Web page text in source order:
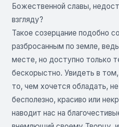
Божественной славы,
взгляду?
Такое созерцание подобно
разбросанным по земле,
месте, но доступно только
бескорыстно. Увидеть в
то, чем хочется обладать,
бесполезно, красиво или
наводит нас на